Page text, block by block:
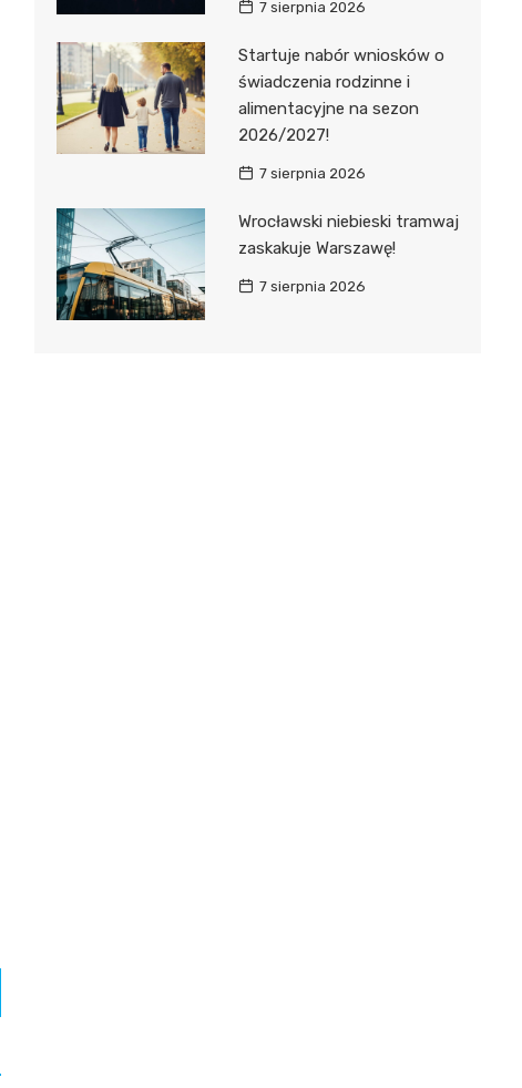
7 sierpnia 2026
Startuje nabór wniosków o
świadczenia rodzinne i
alimentacyjne na sezon
2026/2027!
7 sierpnia 2026
Wrocławski niebieski tramwaj
zaskakuje Warszawę!
7 sierpnia 2026